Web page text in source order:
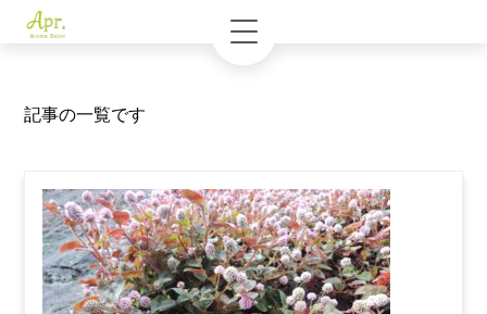
記事の一覧です